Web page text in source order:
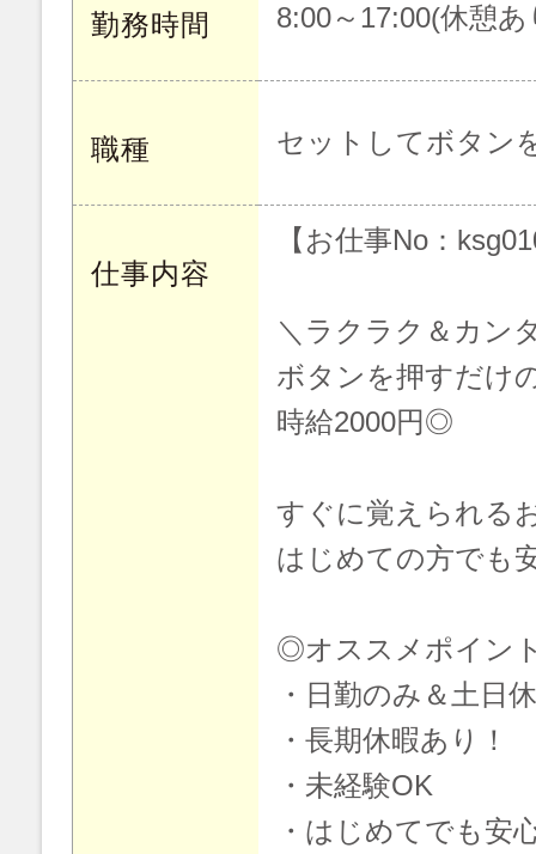
勤務時間 8:00～17:00(休憩あ
職種 セットしてボタン
仕事内容
【お仕事No：
＼ラクラク＆カン
ボタンを押すだけ
時給2000円◎
すぐに覚えられる
はじめての方でも
◎オススメポイン
・日勤のみ＆土日
・長期休暇あり！
・未経験OK
・はじめてでも安